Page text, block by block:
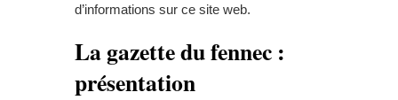
d’informations sur ce site web.
La gazette du fennec :
présentation